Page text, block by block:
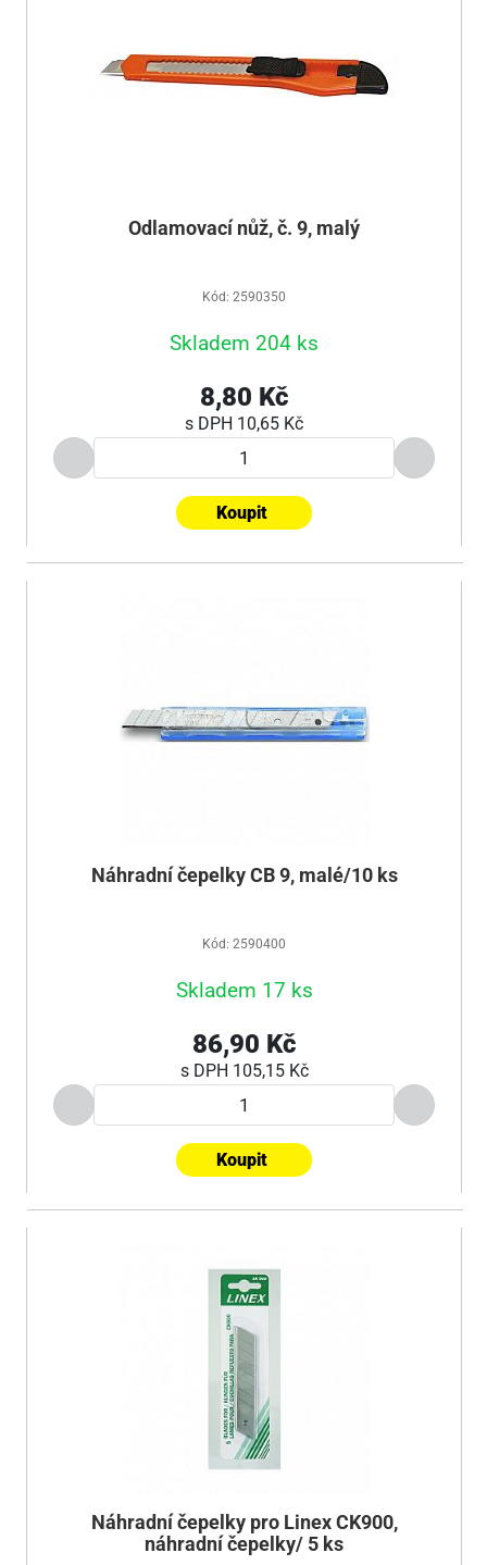
Odlamovací nůž, č. 9, malý
Kód: 2590350
Skladem 204 ks
8,80 Kč
s DPH 10,65 Kč
Koupit
Náhradní čepelky CB 9, malé/10 ks
Kód: 2590400
Skladem 17 ks
86,90 Kč
s DPH 105,15 Kč
Koupit
Náhradní čepelky pro Linex CK900,
náhradní čepelky/ 5 ks